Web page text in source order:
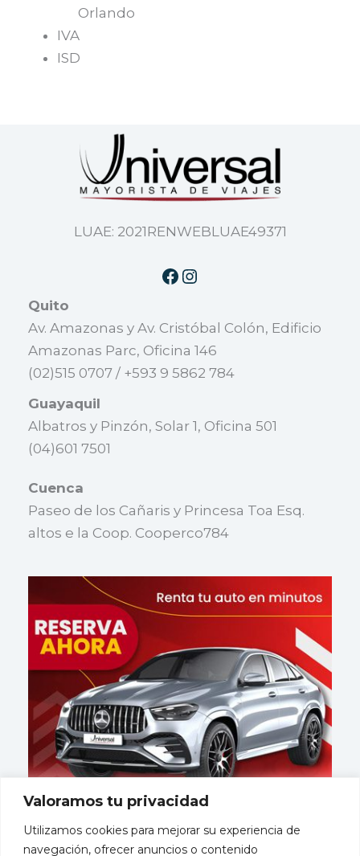
Valoramos tu privacidad
Utilizamos cookies para mejorar su experiencia de
navegación, ofrecer anuncios o contenido
Orlando
IVA
ISD
LUAE: 2021RENWEBLUAE49371
Quito
Av. Amazonas y Av. Cristóbal Colón, Edificio
Amazonas Parc, Oficina 146
(02)515 0707 / +593 9 5862 784
Guayaquil
Albatros y Pinzón, Solar 1, Oficina 501
(04)601 7501
Cuenca
Paseo de los Cañaris y Princesa Toa Esq.
altos e la Coop. Cooperco784